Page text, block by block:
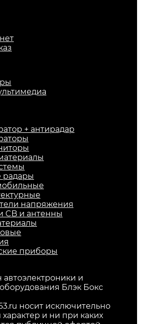
+ антирадар
радары
напряжения
CB и антенны
приборы
и
Блэк Бокс
носит исключительно
и ни при каких